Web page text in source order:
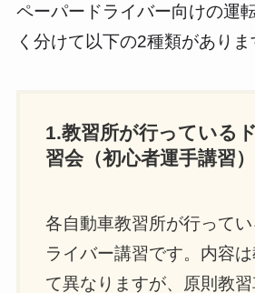
ペーパードライバー向けの運
く分けて以下の2種類がありま
1.教習所が行っている
習会（初心者運手講習）
各自動車教習所が行って
ライバー講習です。内容
て異なりますが、原則教習